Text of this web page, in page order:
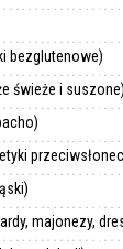
bezglutenowe)
świeże i suszone)
majonezy,